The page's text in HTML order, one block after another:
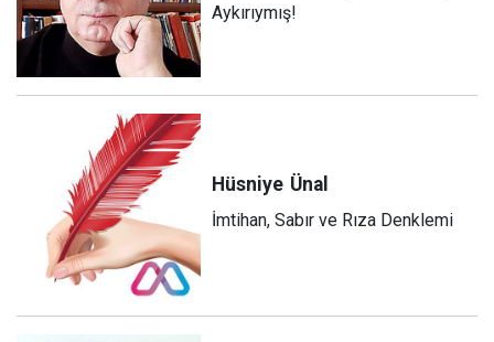
Aykırıymış!
Hüsniye Ünal
İmtihan, Sabır ve Rıza Denklemi